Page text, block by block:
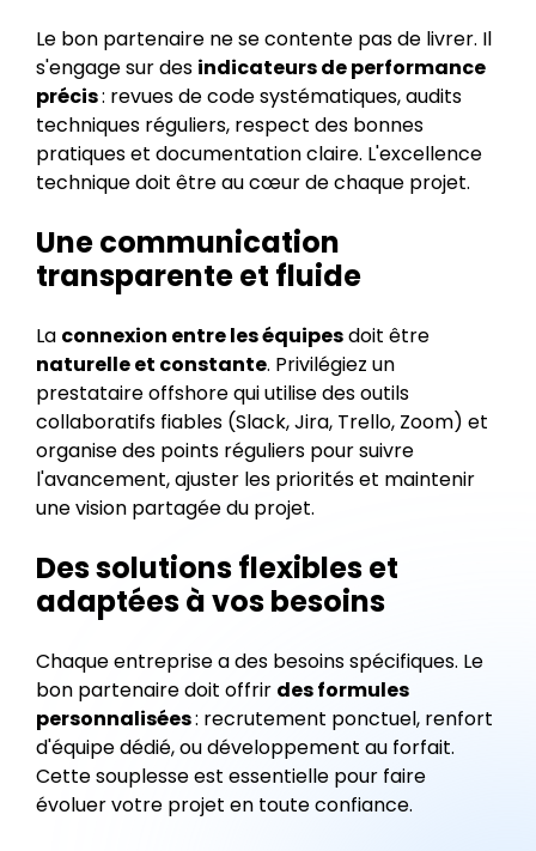
Le bon partenaire ne se contente pas de livrer. Il
s'engage sur des indicateurs de performance
précis: revues de code systématiques, audits
techniques réguliers, respect des bonnes
pratiques et documentation claire. L'excellence
technique doit être au cœur de chaque projet.
Une communication
transparente et fluide
La connexion entre les équipesdoit être
naturelle et constante. Privilégiez un
prestataire offshore qui utilise des outils
collaboratifs fiables (Slack, Jira, Trello, Zoom) et
organise des points réguliers pour suivre
l'avancement, ajuster les priorités et maintenir
une vision partagée du projet.
Des solutions flexibles et
adaptées à vos besoins
Chaque entreprise a des besoins spécifiques. Le
bon partenaire doit offrir des formules
personnalisées: recrutement ponctuel, renfort
d'équipe dédié, ou développement au forfait.
Cette souplesse est essentielle pour faire
évoluer votre projet en toute confiance.